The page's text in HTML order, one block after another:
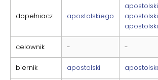
dopełniacz apostolskiego
apostolski
celownik - -
biernik apostolski